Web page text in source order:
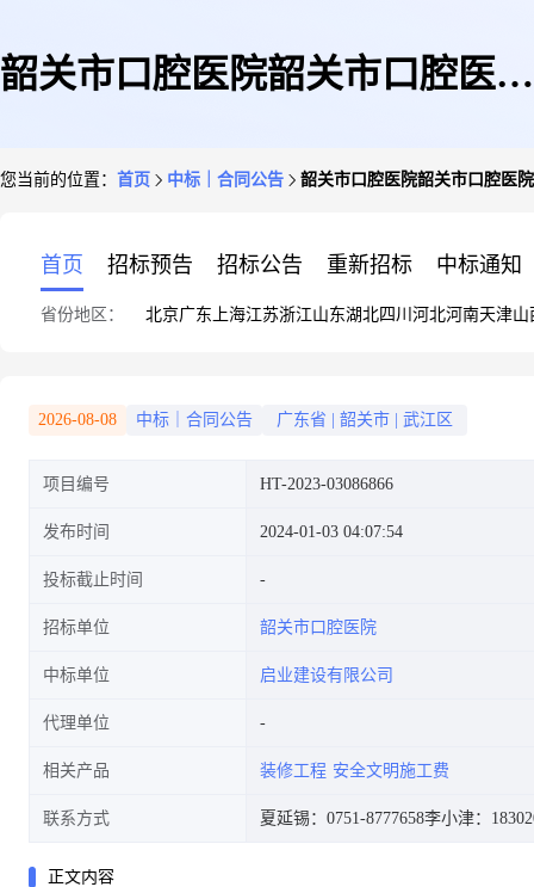
韶关市口腔医院韶关市口腔医院
您当前的位置： 首页 中标｜合同公告 韶关市口腔医院韶关市口腔医
首页 招标预告 招标公告 重新招标 中标通知
省份地区： 北京广东 上海江苏浙江山东湖北四川 河北河南天津山
2026-08-08 中标｜合同公告 广东省 韶关市 武江区
项目编号 HT-2023-03086866
发布时间 2024-01-03 04:07:54
投标截止时间
招标单位 韶关市口腔医院
中标单位 启业建设有限公司
代理单位
相关产品 装修工程 安全文明施工费
联系方式 夏延锡：0751-8777658李小津：
正文内容